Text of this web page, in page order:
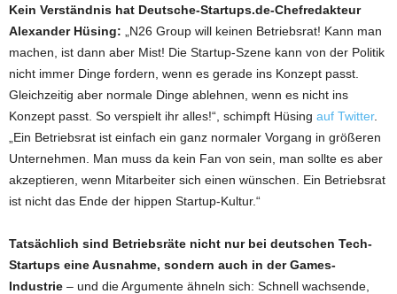
Kein Verständnis hat Deutsche-Startups.de-Chefredakteur
Alexander Hüsing: „N26 Group will keinen Betriebsrat! Kann man
machen, ist dann aber Mist! Die Startup-Szene kann von der Politik
nicht immer Dinge fordern, wenn es gerade ins Konzept passt.
Gleichzeitig aber normale Dinge ablehnen, wenn es nicht ins
Konzept passt. So verspielt ihr alles!“, schimpft Hüsing auf Twitter.
„Ein Betriebsrat ist einfach ein ganz normaler Vorgang in größeren
Unternehmen. Man muss da kein Fan von sein, man sollte es aber
akzeptieren, wenn Mitarbeiter sich einen wünschen. Ein Betriebsrat
ist nicht das Ende der hippen Startup-Kultur.“
Tatsächlich sind Betriebsräte nicht nur bei deutschen Tech-
Startups eine Ausnahme, sondern auch in der Games-
Industrie – und die Argumente ähneln sich: Schnell wachsende,